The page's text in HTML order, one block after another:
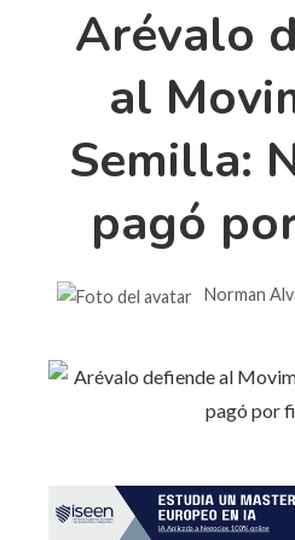
Arévalo
al
Semilla:
pagó
Norman